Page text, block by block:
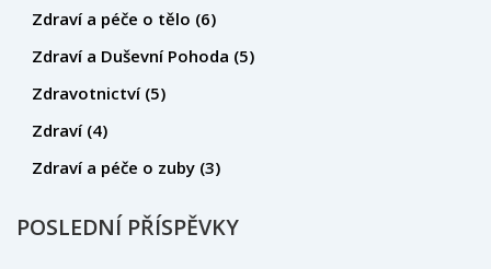
Zdraví a péče o tělo (6)
Zdraví a Duševní Pohoda (5)
Zdravotnictví (5)
Zdraví (4)
Zdraví a péče o zuby (3)
POSLEDNÍ PŘÍSPĚVKY